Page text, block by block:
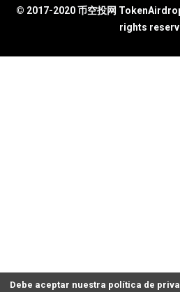
© 2017-2020 币空投网
rights
Debe aceptar nuestra política de